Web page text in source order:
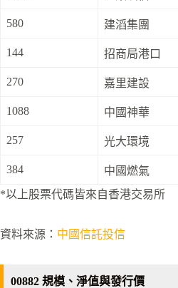
580 建滔集團
144 招商局港口
270 嘉里建設
1088 中國神華
257 光大環境
384 中國燃氣
*以上股票代碼皆來自香港交易所
資料來源： 中國信託投信
00882 規模、淨值與發行價